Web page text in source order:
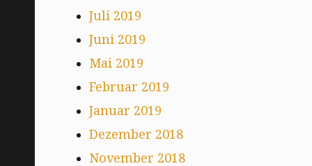
Juli 2019
Juni 2019
Mai 2019
Februar 2019
Januar 2019
Dezember 2018
November 2018